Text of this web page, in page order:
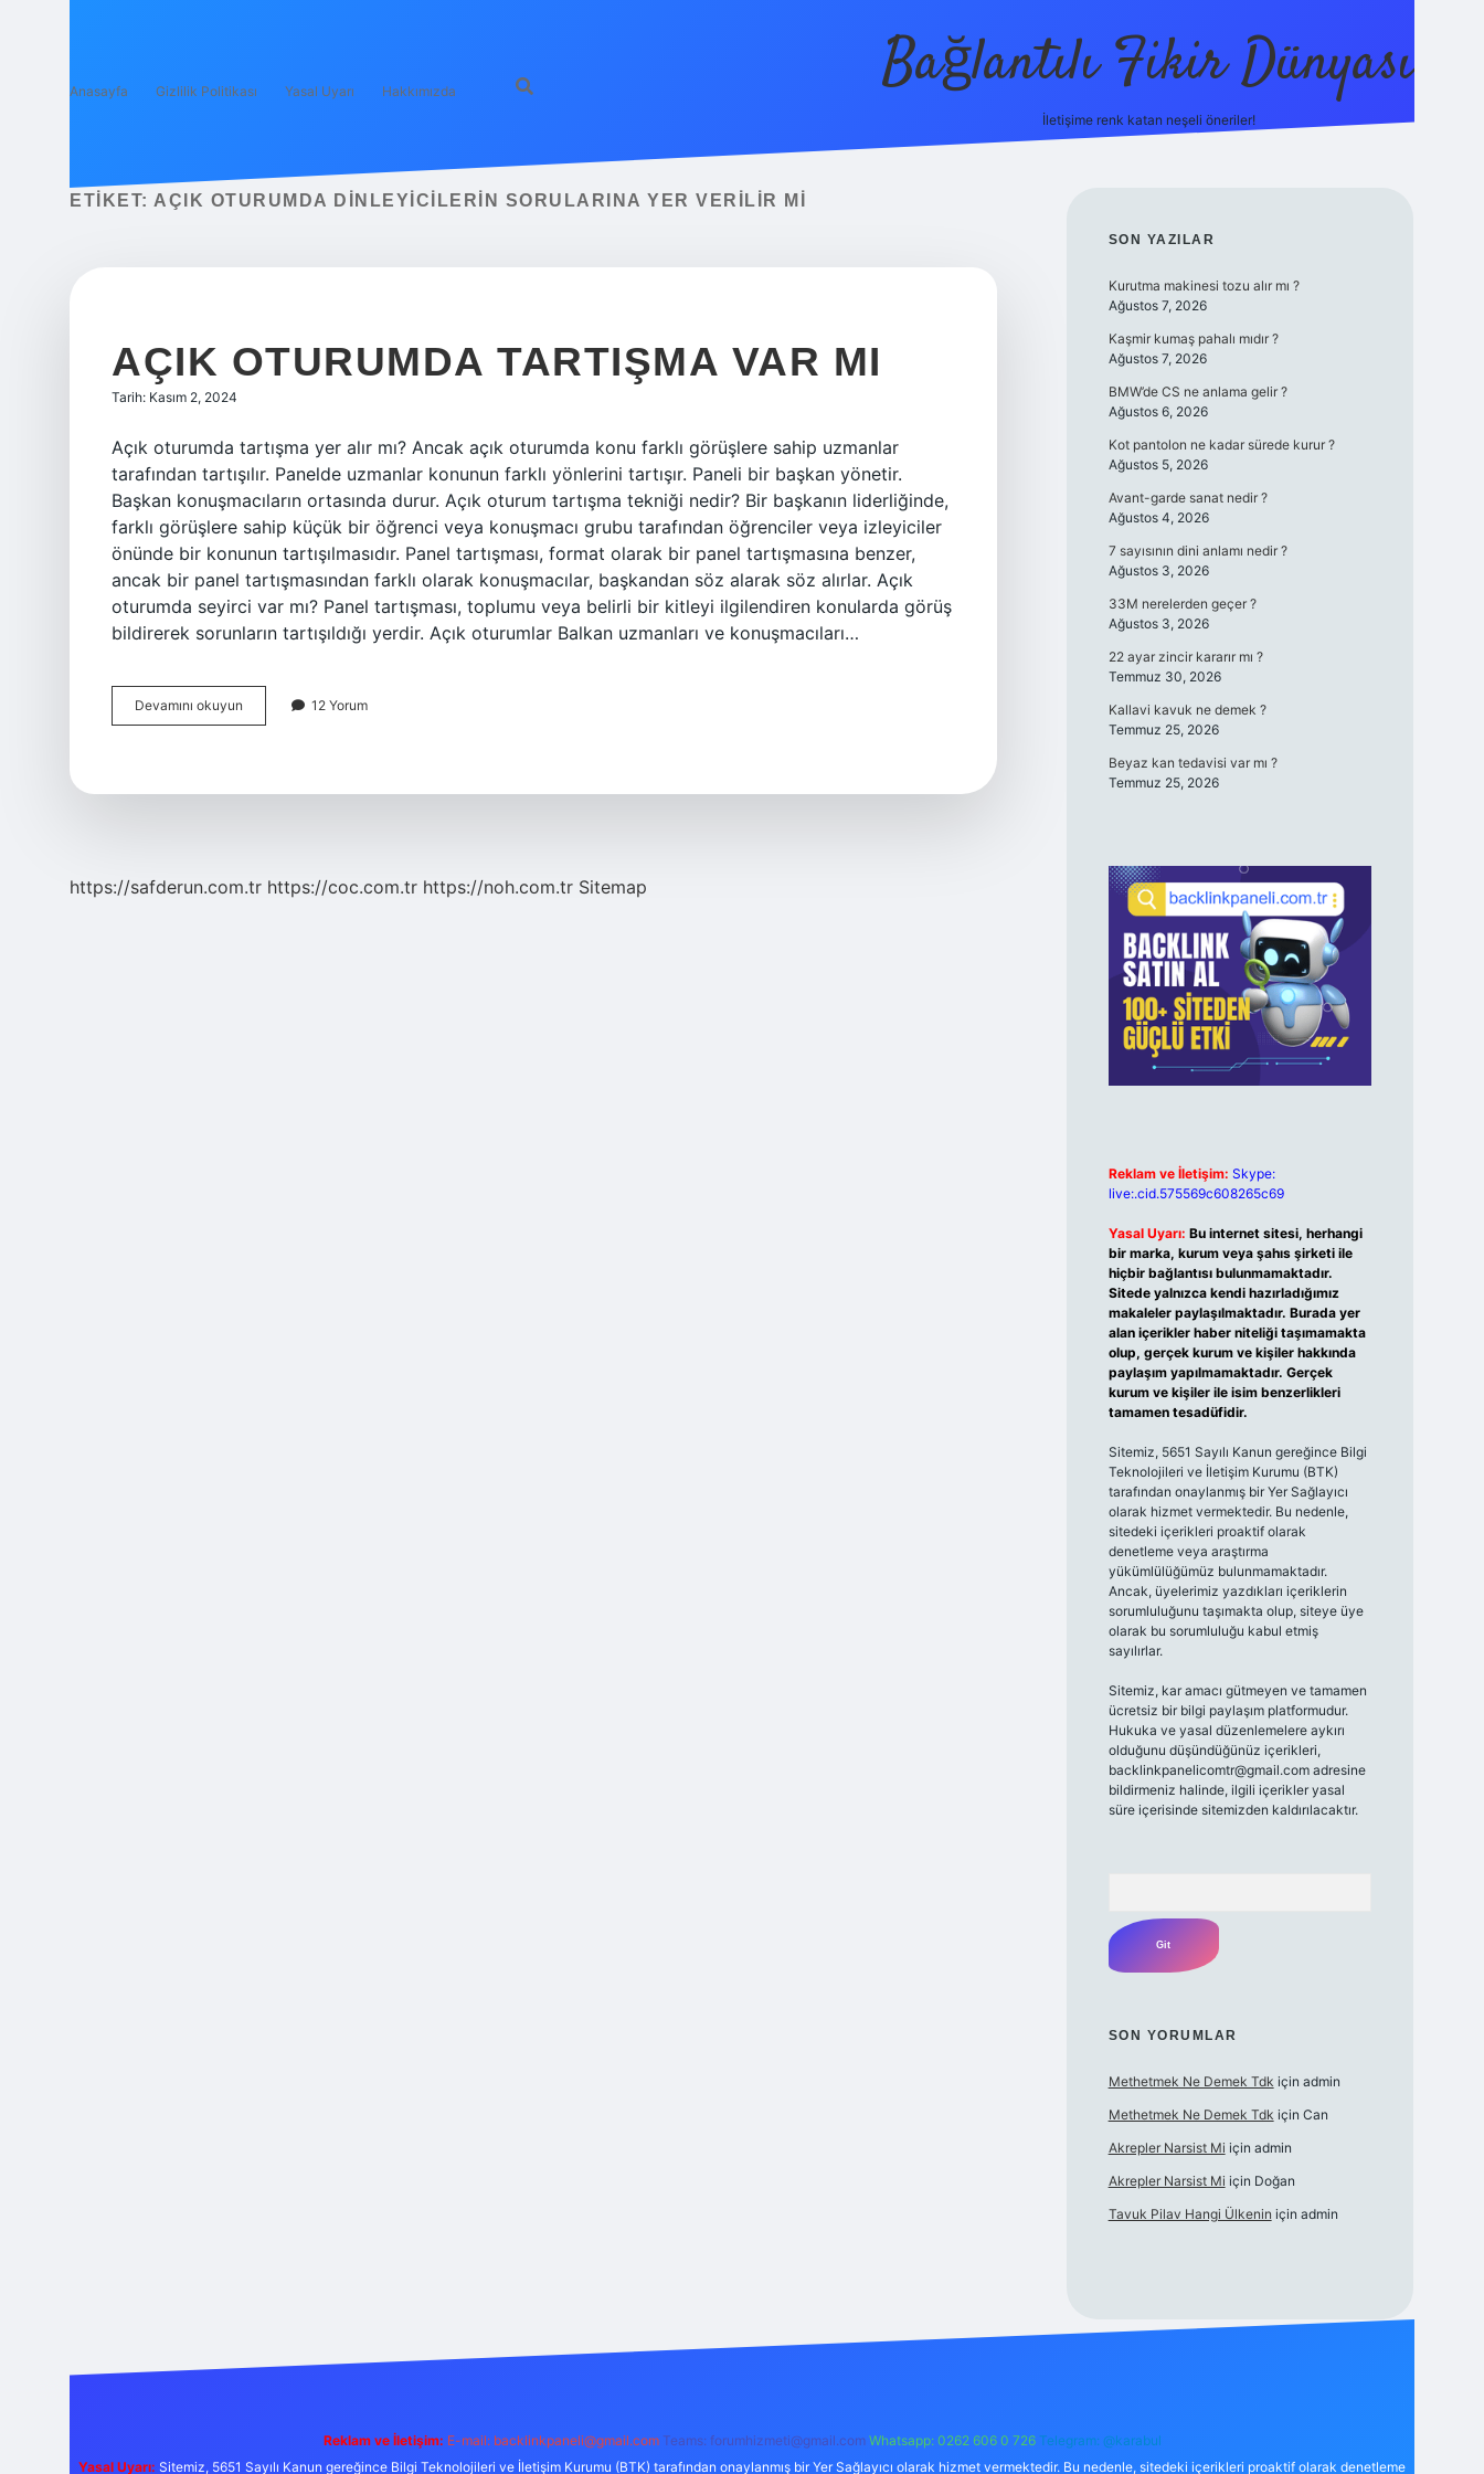
Anasayfa Gizlilik Politikası Yasal Uyarı Hakkımızda Bağlantılı Fikir Dünyası
İletişime renk katan neşeli öneriler!
ETIKET: AÇIK OTURUMDA DINLEYICILERIN SORULARINA YER VERILIR MI
AÇIK OTURUMDA TARTIŞMA VAR MI
Tarih: Kasım 2, 2024
Açık oturumda tartışma yer alır mı? Ancak açık oturumda konu farklı görüşlere sahip uzmanlar
tarafından tartışılır. Panelde uzmanlar konunun farklı yönlerini tartışır. Paneli bir başkan yönetir.
Başkan konuşmacıların ortasında durur. Açık oturum tartışma tekniği nedir? Bir başkanın liderliğinde,
farklı görüşlere sahip küçük bir öğrenci veya konuşmacı grubu tarafından öğrenciler veya izleyiciler
önünde bir konunun tartışılmasıdır. Panel tartışması, format olarak bir panel tartışmasına benzer,
ancak bir panel tartışmasından farklı olarak konuşmacılar, başkandan söz alarak söz alırlar. Açık
oturumda seyirci var mı? Panel tartışması, toplumu veya belirli bir kitleyi ilgilendiren konularda görüş
bildirerek sorunların tartışıldığı yerdir. Açık oturumlar Balkan uzmanları ve konuşmacıları…
Devamını okuyun
Oturumda
12 Yorum
https://safderun.com.tr https://coc.com.tr https://noh.com.tr Sitemap
SIDEBAR
SON YAZILAR
Kurutma makinesi tozu alır mı ?
Ağustos 7, 2026
Kaşmir kumaş pahalı mıdır ?
Ağustos 7, 2026
BMW’de CS ne anlama gelir ?
Ağustos 6, 2026
Kot pantolon ne kadar sürede kurur ?
Ağustos 5, 2026
Avant-garde sanat nedir ?
Ağustos 4, 2026
7 sayısının dini anlamı nedir ?
Ağustos 3, 2026
33M nerelerden geçer ?
Ağustos 3, 2026
22 ayar zincir kararır mı ?
Temmuz 30, 2026
Kallavi kavuk ne demek ?
Temmuz 25, 2026
Beyaz kan tedavisi var mı ?
Temmuz 25, 2026
Reklam ve İletişim: Skype:
live:.cid.575569c608265c69
Yasal Uyarı: Bu internet sitesi, herhangi
bir marka, kurum veya şahıs şirketi ile
hiçbir bağlantısı bulunmamaktadır.
Sitede yalnızca kendi hazırladığımız
makaleler paylaşılmaktadır. Burada yer
alan içerikler haber niteliği taşımamakta
olup, gerçek kurum ve kişiler hakkında
paylaşım yapılmamaktadır. Gerçek
kurum ve kişiler ile isim benzerlikleri
tamamen tesadüfidir.
Sitemiz, 5651 Sayılı Kanun gereğince Bilgi
Teknolojileri ve İletişim Kurumu (BTK)
tarafından onaylanmış bir Yer Sağlayıcı
olarak hizmet vermektedir. Bu nedenle,
sitedeki içerikleri proaktif olarak
denetleme veya araştırma
yükümlülüğümüz bulunmamaktadır.
Ancak, üyelerimiz yazdıkları içeriklerin
sorumluluğunu taşımakta olup, siteye üye
olarak bu sorumluluğu kabul etmiş
sayılırlar.
Sitemiz, kar amacı gütmeyen ve tamamen
ücretsiz bir bilgi paylaşım platformudur.
Hukuka ve yasal düzenlemelere aykırı
olduğunu düşündüğünüz içerikleri,
backlinkpanelicomtr@gmail.comadresine
bildirmeniz halinde, ilgili içerikler yasal
süre içerisinde sitemizden kaldırılacaktır.
SON YORUMLAR
Methetmek Ne Demek Tdk için admin
Methetmek Ne Demek Tdk için Can
Akrepler Narsist Mi için admin
Akrepler Narsist Mi için Doğan
Tavuk Pilav Hangi Ülkenin için admin
Reklam ve İletişim: E-mail: backlinkpaneli@gmail.com Teams: forumhizmeti@gmail.com Whatsapp: 0262 606 0 726 Telegram: @karabul
Yasal Uyarı: Sitemiz, 5651 Sayılı Kanun gereğince Bilgi Teknolojileri ve İletişim Kurumu (BTK) tarafından onaylanmış bir Yer Sağlayıcı olarak hizmet vermektedir. Bu nedenle, sitedeki içerikleri proaktif olarak denetleme